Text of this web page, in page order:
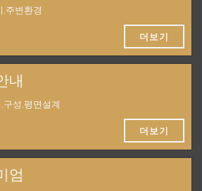
,주변환경
더보기
내
구성,평면설계
더보기
엄